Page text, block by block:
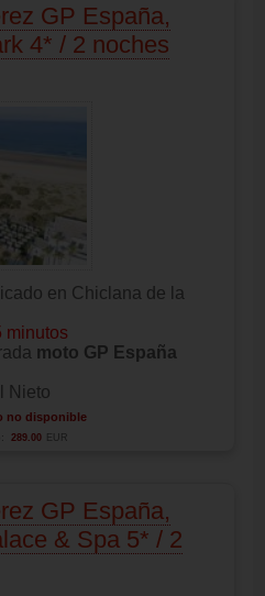
GP España,
4* / 2 noches
en Chiclana de la
minutos
moto GP España
Nieto
no disponible
289.00 EUR
GP España,
& Spa 5* / 2